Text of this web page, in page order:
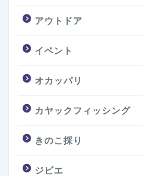
アウトドア
イベント
オカッパリ
カヤックフィッシング
きのこ採り
ジビエ